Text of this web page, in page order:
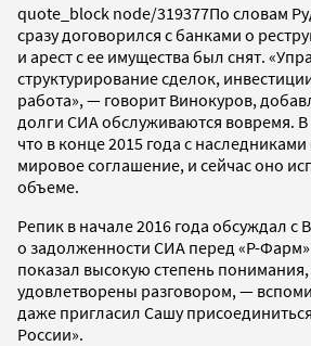
quote_block node/319377По словам
сразу договорился с банками о
и арест с ее имущества был снят.
структурирование сделок,
работа», — говорит Винокуров,
долги СИА обслуживаются вовремя.
что в конце 2015 года с
мировое соглашение, и сейчас оно
объеме.
Репик в начале 2016 года обсуждал
о задолженности СИА перед «Р-
показал высокую степень
удовлетворены разговором, —
даже пригласил Сашу
России».